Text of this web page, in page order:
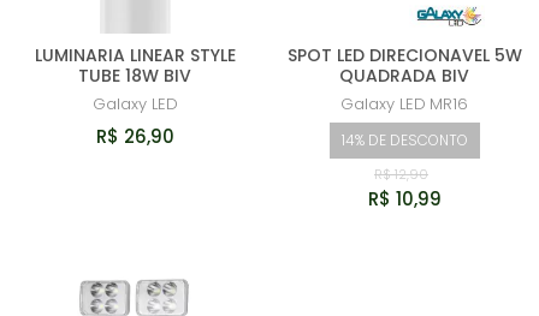
LUMINARIA LINEAR STYLE
TUBE 18W BIV
Galaxy LED
R$ 26,90
SPOT LED DIRECIONAVEL 5W
QUADRADA BIV
Galaxy LED MR16
14% DE DESCONTO
R$ 12,90
R$ 10,99